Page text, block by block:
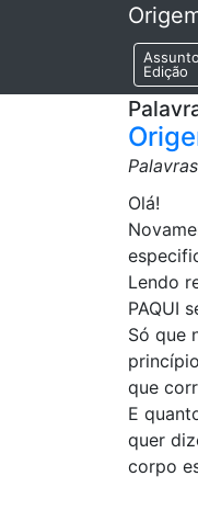
Edição
Olá!
Lendo
PAQUI
Só que
que
E
quer
corpo